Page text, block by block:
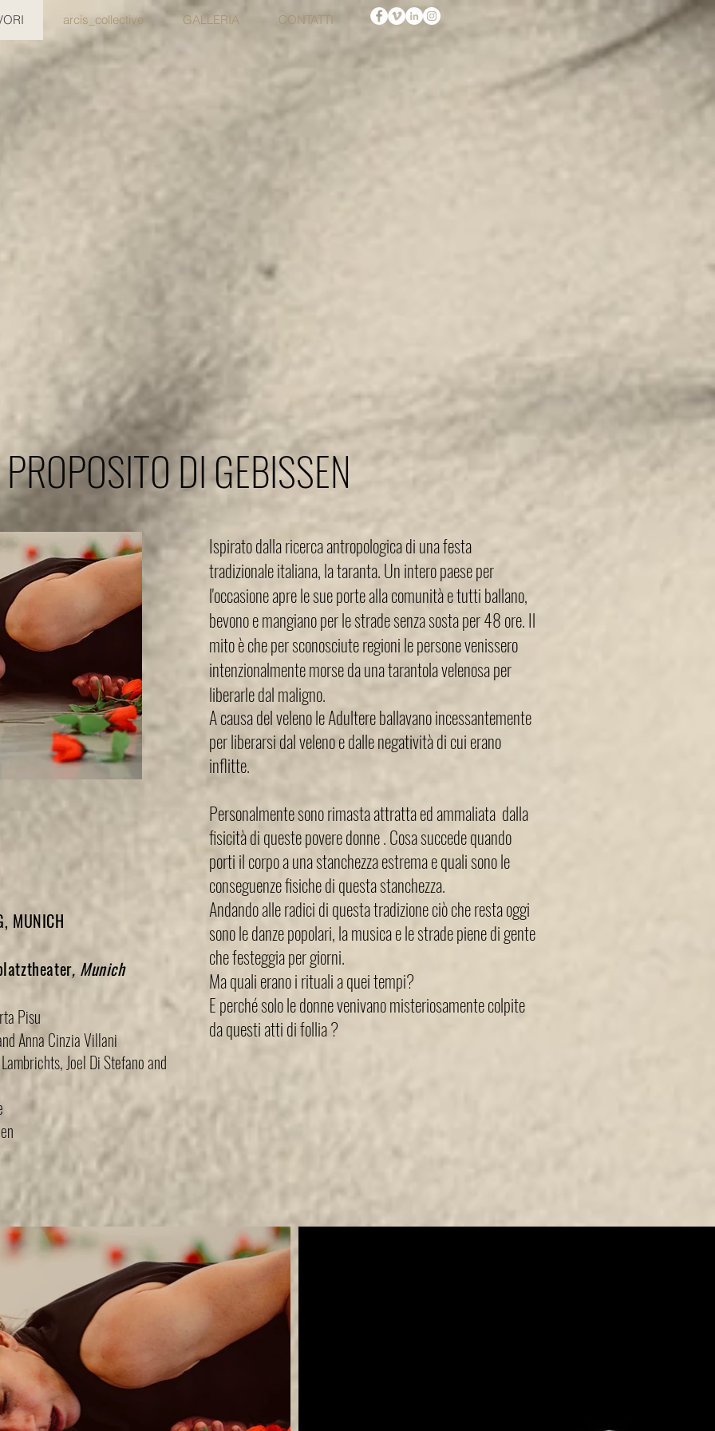
arcis_collective GALLERIA CONTATTI
DI GEBISSEN
MUNICH
, Munich
Pisu
Anna Cinzia Villani
Joel Di Stefano and
Ispirato dalla ricerca antropologica di una festa
tradizionale italiana, la taranta. Un intero paese per
l'occasione apre le sue porte alla comunità e tutti ballano,
bevono e mangiano per le strade senza sosta per 48 ore. Il
mito è che per sconosciute regioni le persone venissero
intenzionalmente morse da una tarantola velenosa per
liberarle dal maligno.
A causa del veleno le Adultere ballavano incessantemente
per liberarsi dal veleno e dalle negatività di cui erano
inflitte.
Personalmente sono rimasta attratta ed ammaliata dalla
fisicità di queste povere donne . Cosa succede quando
porti il ​​corpo a una stanchezza estrema e quali sono le
conseguenze fisiche di questa stanchezza.
Andando alle radici di questa tradizione ciò che resta oggi
sono le danze popolari, la musica e le strade piene di gente
che festeggia per giorni.
Ma quali erano i rituali a quei tempi?
E perché solo le donne venivano misteriosamente colpite
da questi atti di follia ?